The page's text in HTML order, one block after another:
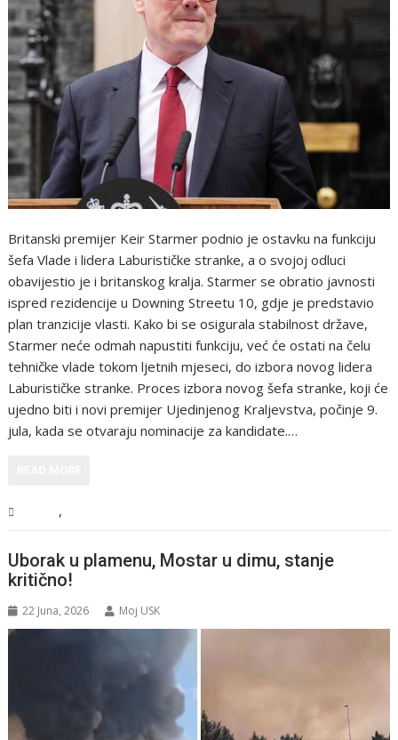
Britanski premijer Keir Starmer podnio je ostavku na funkciju
šefa Vlade i lidera Laburističke stranke, a o svojoj odluci
obavijestio je i britanskog kralja. Starmer se obratio javnosti
ispred rezidencije u Downing Streetu 10, gdje je predstavio
plan tranzicije vlasti. Kako bi se osigurala stabilnost države,
Starmer neće odmah napustiti funkciju, već će ostati na čelu
tehničke vlade tokom ljetnih mjeseci, do izbora novog lidera
Laburističke stranke. Proces izbora novog šefa stranke, koji će
ujedno biti i novi premijer Ujedinjenog Kraljevstva, počinje 9.
jula, kada se otvaraju nominacije za kandidate.…
,
Uborak u plamenu, Mostar u dimu, stanje
kritično!
22 Juna, 2026 Moj USK